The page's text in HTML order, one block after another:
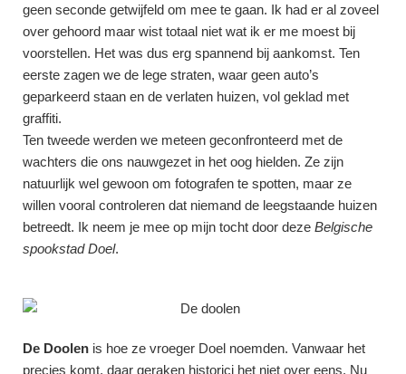
geen seconde getwijfeld om mee te gaan. Ik had er al zoveel
over gehoord maar wist totaal niet wat ik er me moest bij
voorstellen. Het was dus erg spannend bij aankomst. Ten
eerste zagen we de lege straten, waar geen auto’s
geparkeerd staan en de verlaten huizen, vol geklad met
graffiti.
Ten tweede werden we meteen geconfronteerd met de
wachters die ons nauwgezet in het oog hielden. Ze zijn
natuurlijk wel gewoon om fotografen te spotten, maar ze
willen vooral controleren dat niemand de leegstaande huizen
betreedt. Ik neem je mee op mijn tocht door deze Belgische
spookstad Doel.
De Doolen is hoe ze vroeger Doel noemden. Vanwaar het
precies komt, daar geraken historici het niet over eens. Nu